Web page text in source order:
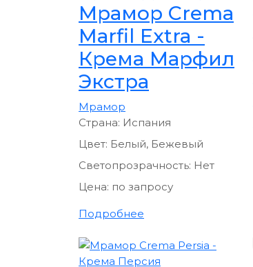
Мрамор Crema
Marfil Extra -
Крема Марфил
Экстра
Мрамор
Страна: Испания
Цвет: Белый, Бежевый
Светопрозрачность: Нет
Цена: по запросу
Подробнее